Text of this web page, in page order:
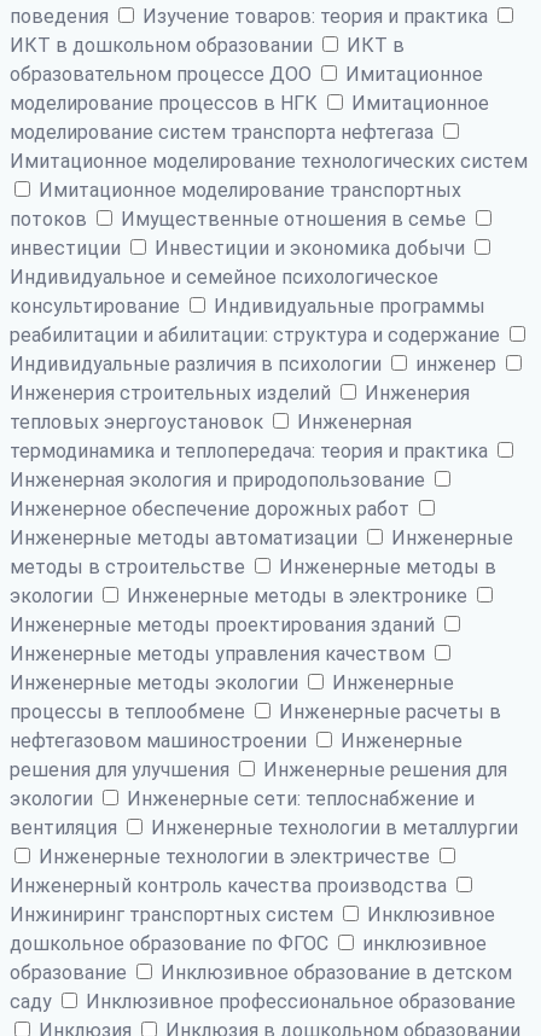
поведения
Изучение товаров: теория и практика
ИКТ в дошкольном образовании
ИКТ в
образовательном процессе ДОО
Имитационное
моделирование процессов в НГК
Имитационное
моделирование систем транспорта нефтегаза
Имитационное моделирование технологических систем
Имитационное моделирование транспортных
потоков
Имущественные отношения в семье
инвестиции
Инвестиции и экономика добычи
Индивидуальное и семейное психологическое
консультирование
Индивидуальные программы
реабилитации и абилитации: структура и содержание
Индивидуальные различия в психологии
инженер
Инженерия строительных изделий
Инженерия
тепловых энергоустановок
Инженерная
термодинамика и теплопередача: теория и практика
Инженерная экология и природопользование
Инженерное обеспечение дорожных работ
Инженерные методы автоматизации
Инженерные
методы в строительстве
Инженерные методы в
экологии
Инженерные методы в электронике
Инженерные методы проектирования зданий
Инженерные методы управления качеством
Инженерные методы экологии
Инженерные
процессы в теплообмене
Инженерные расчеты в
нефтегазовом машиностроении
Инженерные
решения для улучшения
Инженерные решения для
экологии
Инженерные сети: теплоснабжение и
вентиляция
Инженерные технологии в металлургии
Инженерные технологии в электричестве
Инженерный контроль качества производства
Инжиниринг транспортных систем
Инклюзивное
дошкольное образование по ФГОС
инклюзивное
образование
Инклюзивное образование в детском
саду
Инклюзивное профессиональное образование
Инклюзия
Инклюзия в дошкольном образовании